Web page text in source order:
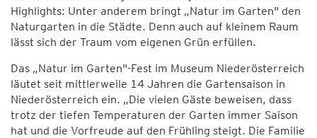
Highlights: Unter anderem bringt „Natur im Garten" den
Naturgarten in die Städte. Denn auch auf kleinem Raum
lässt sich der Traum vom eigenen Grün erfüllen.
Das „Natur im Garten"-Fest im Museum Niederösterreich
läutet seit mittlerweile 14 Jahren die Gartensaison in
Niederösterreich ein. „Die vielen Gäste beweisen, dass
trotz der tiefen Temperaturen der Garten immer Saison
hat und die Vorfreude auf den Frühling steigt. Die Familie